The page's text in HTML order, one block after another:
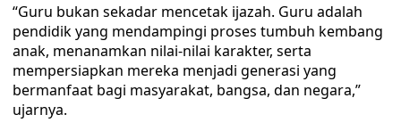
“Guru bukan sekadar mencetak ijazah. Guru adalah
pendidik yang mendampingi proses tumbuh kembang
anak, menanamkan nilai-nilai karakter, serta
mempersiapkan mereka menjadi generasi yang
bermanfaat bagi masyarakat, bangsa, dan negara,”
ujarnya.